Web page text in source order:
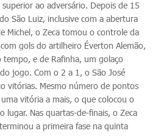
ao adversário. Depois de 15
São Luiz, inclusive com a abertura
Michel, o Zeca tomou o controle da
gols do artilheiro Éverton Alemão,
e de Rafinha, um golaço
jogo. Com o 2 a 1, o São José
vitórias. Mesmo número de pontos
vitória a mais, o que colocou o
lugar. Nas quartas-de-finais, o Zeca
a primeira fase na quinta